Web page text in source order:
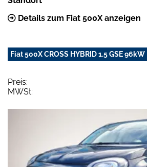
Details zum Fiat 500X anzeigen
Fiat 500X CROSS HYBRID 1.5 GSE
Preis:
MWSt: